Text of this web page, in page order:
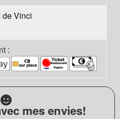
de Vinci
:
mes envies!